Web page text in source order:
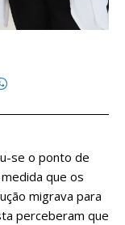
se o ponto de
que os
migrava para
perceberam que